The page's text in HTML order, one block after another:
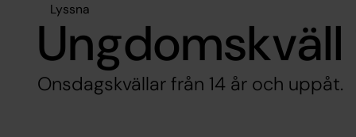
Lyssna
Ungdomskväll
Onsdagskvällar från 14 år och uppåt.